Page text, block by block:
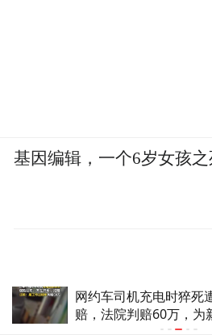
网约车司机充电时猝死
赔，法院判赔60万，为
劳动者权益兜底
基因编辑，一个6岁女孩之